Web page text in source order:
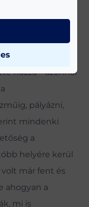
Schmidt
a
aligha tartható,
valaki a
hozzá – azonnal
pályázni,
mindenki
a
helyére kerül
már fent és
ahogyan a
mi is